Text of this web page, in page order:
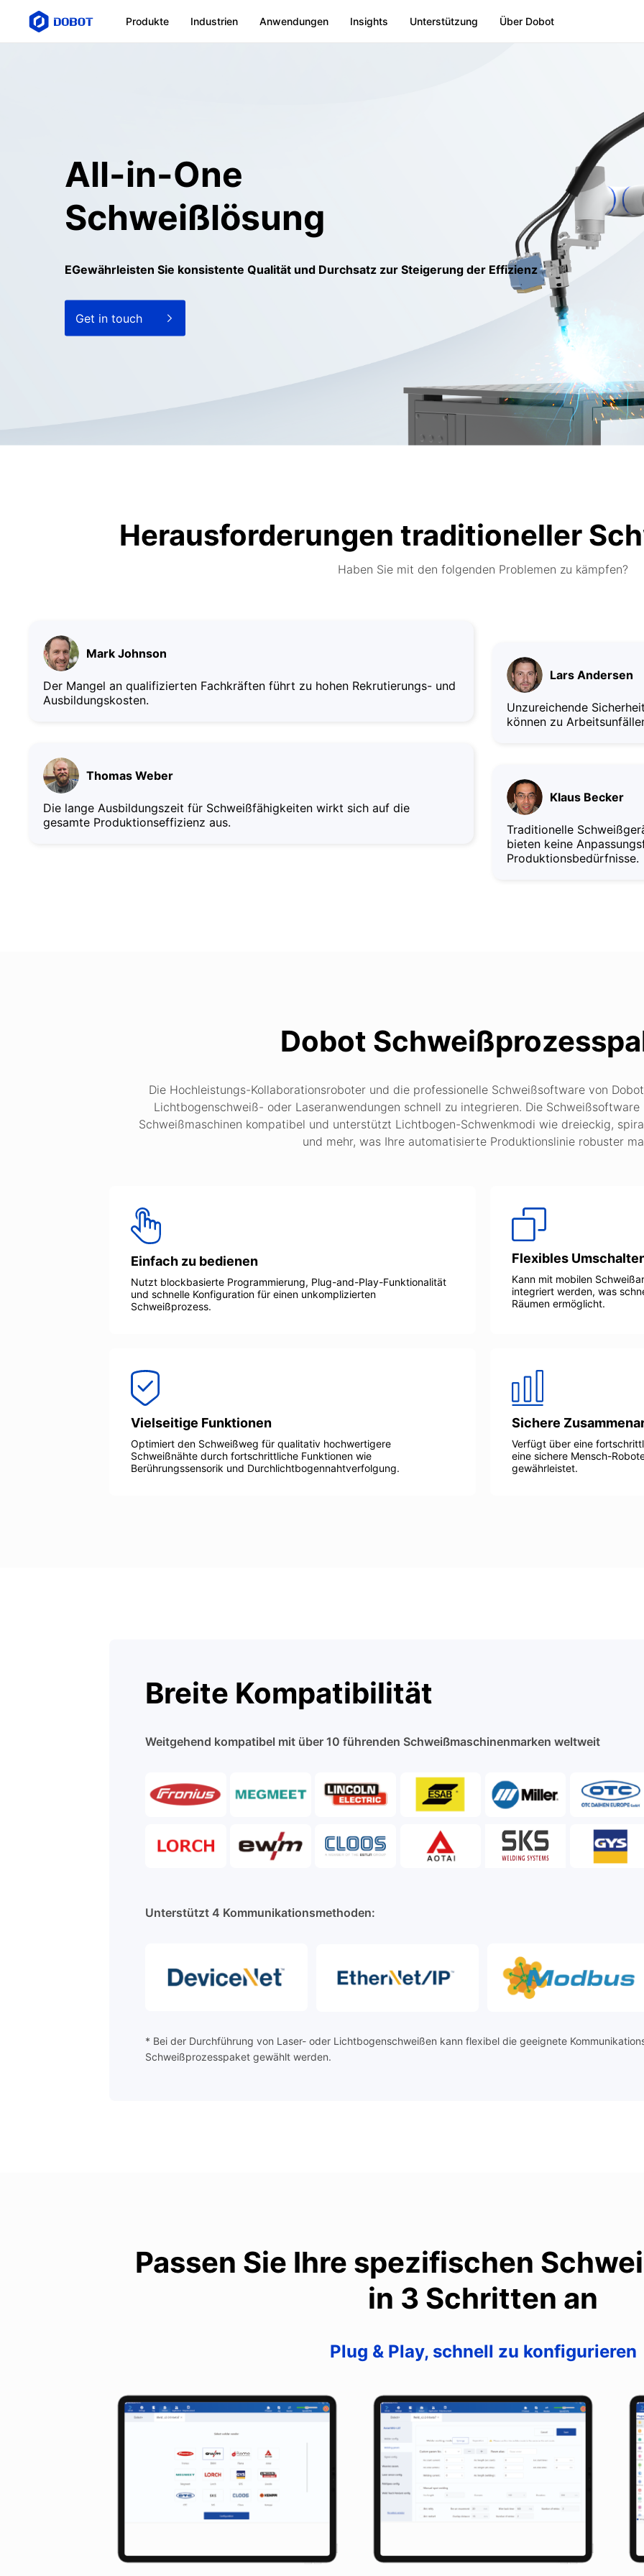
Produkte Industrien Anwendungen Insights Unterstützung Über Dobot
All-in-One
Schweißlösung
EGewährleisten Sie konsistente Qualität und Durchsatz zur Steigerung der Effizienz
Get in touch
Herausforderungen traditioneller
Haben Sie mit den folgenden Problemen zu kämpfen?
Mark Johnson
Der Mangel an qualifizierten Fachkräften führt zu hohen Rekrutierungs- und
Ausbildungskosten.
Thomas Weber
Die lange Ausbildungszeit für Schweißfähigkeiten wirkt sich auf die
gesamte Produktionseffizienz aus.
Lars Andersen
Unzureichende
können zu
Klaus Becker
Traditionelle
bieten keine
Produktionsbedürfnisse.
Dobot
Die Hochleistungs-Kollaborationsroboter und die professionelle Schweißsoftware von
Lichtbogenschweiß- oder Laseranwendungen schnell zu integrieren. Die
Schweißmaschinen kompatibel und unterstützt Lichtbogen-Schwenkmodi wie dreieckig,
und mehr, was Ihre automatisierte Produktionslinie robuster
Einfach zu bedienen
Nutzt blockbasierte Programmierung, Plug-and-Play-Funktionalität
und schnelle Konfiguration für einen unkomplizierten
Schweißprozess.
Flexibles
Kann mit mobilen
integriert werden, was
Räumen ermöglicht.
Vielseitige Funktionen
Optimiert den Schweißweg für qualitativ hochwertigere
Schweißnähte durch fortschrittliche Funktionen wie
Berührungssensorik und Durchlichtbogennahtverfolgung.
Sichere
Verfügt über eine
eine sichere Mensch-
gewährleistet.
Breite Kompatibilität
Weitgehend kompatibel mit über 10 führenden Schweißmaschinenmarken weltweit
Unterstützt 4 Kommunikationsmethoden:
* Bei der Durchführung von Laser- oder Lichtbogenschweißen kann flexibel die geeignete
Schweißprozesspaket gewählt werden.
Passen Sie Ihre spezifischen
in 3 Schritten an
Plug & Play, schnell zu konfigurieren